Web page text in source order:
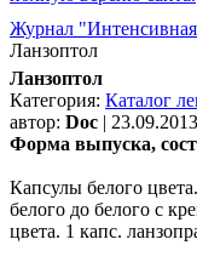
Журнал
Ланзоптол
Ланзоптол
Категория: Каталог
автор: Doc |
Форма выпуска,
Капсулы белого
белого до белого с
цвета. 1 капс.